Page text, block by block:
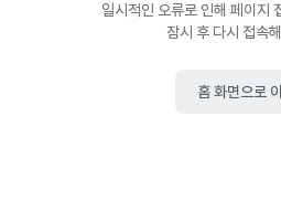
일시적인 오류로 인해 페이지
잠시 후 다시 접속
홈 화면으로